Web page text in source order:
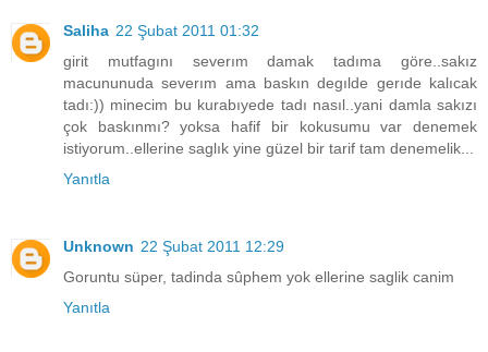
Saliha 22 Şubat 2011 01:32
girit mutfagını severım damak tadıma göre..sakız
macununuda severım ama baskın degılde gerıde kalıcak
tadı:)) minecim bu kurabıyede tadı nasıl..yani damla sakızı
çok baskınmı? yoksa hafif bir kokusumu var denemek
istiyorum..ellerine saglık yine güzel bir tarif tam denemelik...
Yanıtla
Unknown 22 Şubat 2011 12:29
Goruntu süper, tadinda sûphem yok ellerine saglik canim
Yanıtla